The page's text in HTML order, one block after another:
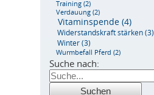
Training(2)
Verdauung(2)
Vitaminspende (4)
Widerstandskraft stärken(3)
Winter(3)
Wurmbefall Pferd (2)
Suche nach: